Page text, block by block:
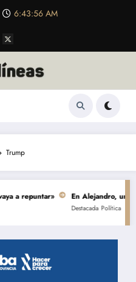
6:43:58 AM
Trump
En Alejandro, una obra de
Política